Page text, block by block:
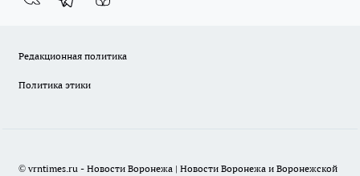
Редакционная политика
Политика этики
© vrntimes.ru - Новости Воронежа | Новости Воронежа и Воронежской